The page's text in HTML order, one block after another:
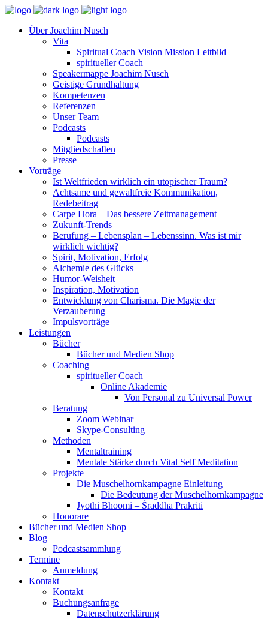
Über Joachim Nusch
Vita
Spiritual Coach Vision Mission Leitbild
spiritueller Coach
Speakermappe Joachim Nusch
Geistige Grundhaltung
Kompetenzen
Referenzen
Unser Team
Podcasts
Podcasts
Mitgliedschaften
Presse
Vorträge
Ist Weltfrieden wirklich ein utopischer Traum?
Achtsame und gewaltfreie Kommunikation,
Redebeitrag
Carpe Hora – Das bessere Zeitmanagement
Zukunft-Trends
Berufung – Lebensplan – Lebenssinn. Was ist mir
wirklich wichtig?
Spirit, Motivation, Erfolg
Alchemie des Glücks
Humor-Weisheit
Inspiration, Motivation
Entwicklung von Charisma. Die Magie der
Verzauberung
Impulsvorträge
Leistungen
Bücher
Bücher und Medien Shop
Coaching
spiritueller Coach
Online Akademie
Von Personal zu Universal Power
Beratung
Zoom Webinar
Skype-Consulting
Methoden
Mentaltraining
Mentale Stärke durch Vital Self Meditation
Projekte
Die Muschelhornkampagne Einleitung
Die Bedeutung der Muschelhornkampagne
Jyothi Bhoomi – Śraddhā Prakriti
Honorare
Bücher und Medien Shop
Blog
Podcastsammlung
Termine
Anmeldung
Kontakt
Kontakt
Buchungsanfrage
Datenschutzerklärung